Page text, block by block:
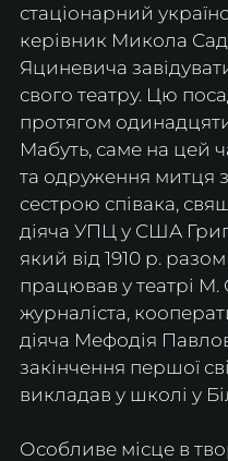
стаціонарний
керівник Микола
Яциневича
свого театру. Цю
протягом одинадцяти
Мабуть, саме на цей
та одруження митця
сестрою співака,
діяча УПЦ у США
який від 1910 р.
працював у театрі М.
журналіста,
діяча Мефодія
закінчення першої
викладав у школі у
Особливе місце в